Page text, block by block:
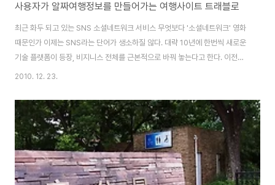
사용자가 알짜여행정보를 만들어가는 여행사이트 트래블로
최근 화두 되고 있는 SNS 소셜네트워크 서비스 무엇보다 '소셜네트워크' 영화
때문인가 이제는 SNS라는 단어가 생소하질 않다. 대략 10년에 한번씩 새로운
기술 플랫폼이 등장, 비지니스 전체를 근본적으로 바꿔 놓는다고 한다. 이전의
경쟁 상황과 관계 없이 그 기술을 이해하고 적절하게 받아들이는 곳은 시장에
있다. 오늘날 주목 받고 있는 기술 플랫폼이 바로 소셜웹(Social web)이다.
최근에 소셜네트워크서비스가 유행하면서, 블로그보단 트위터 그리고 페이스
북에 열광하고 있지만, 개인적인 생각은 블로그는 지속적으로 개개인의 콘텐츠
를 생산하는 공급자 그리고 트위터나 페이스북은 그 콘텐츠를 소비하는 형태로
조화롭게 공존하지 않을까..
2010. 12. 23.